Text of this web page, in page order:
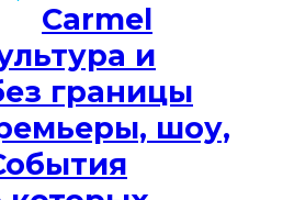
Сarmel
и
границы
шоу,